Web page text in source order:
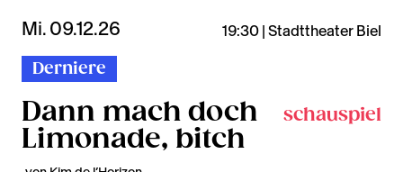
Mi. 09.12.26 19:30 | Stadttheater Biel
Derniere
Dann mach doch
Limonade, bitch
schauspiel